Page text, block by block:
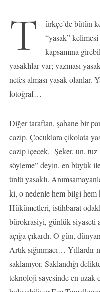
T
ürkçe’de bütün
“yasak”
kapsamına
yasaklılar var; yazması
nefes alması yasak olanlar.
fotoğraf…
Diğer taraftan, şahane bir
cazip. Çocuklara çikolata
cazip içecek. Şeker, un, tuz
söyleme” deyin, en büyük
ünlü yasaklı.
ki, o nedenle hem bilgi hem
Hükümetleri, istihbarat
bürokrasiyi, günlük siyaseti
açığa çıkardı. O gün,
Artık sığınmacı… Yıllardır
saklanıyor. Saklandığı
teknoloji sayesinde en uzak